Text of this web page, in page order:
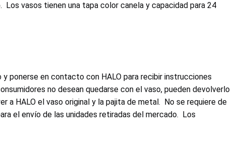
Los vasos tienen una tapa color canela y capacidad para 24
ponerse en contacto con HALO para recibir instrucciones
no desean quedarse con el vaso, pueden devolverlo
a HALO el vaso original y la pajita de metal. No se requiere de
el envío de las unidades retiradas del mercado. Los